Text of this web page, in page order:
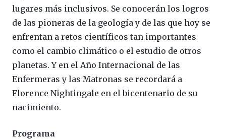
lugares más inclusivos. Se conocerán los logros
de las pioneras de la geología y de las que hoy se
enfrentan a retos científicos tan importantes
como el cambio climático o el estudio de otros
planetas. Y en el Año Internacional de las
Enfermeras y las Matronas se recordará a
Florence Nightingale en el bicentenario de su
nacimiento.
Programa